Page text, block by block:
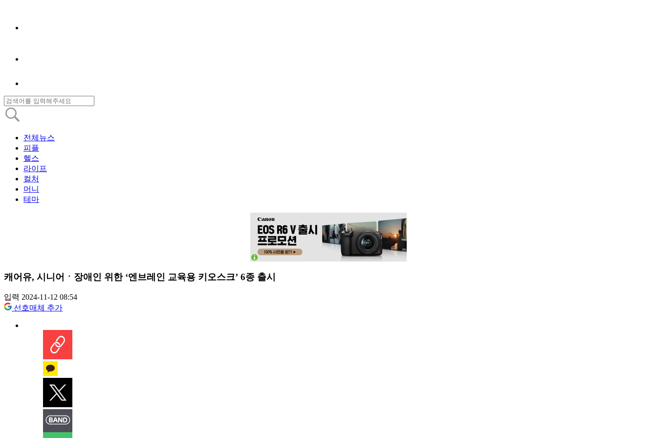
전체뉴스
피플
헬스
라이프
컬처
머니
테마
캐어유, 시니어ㆍ장애인 위한 ‘엔브레인 교육용 키오스크’ 6종 출시
입력 2024-11-12 08:54
선호매체 추가